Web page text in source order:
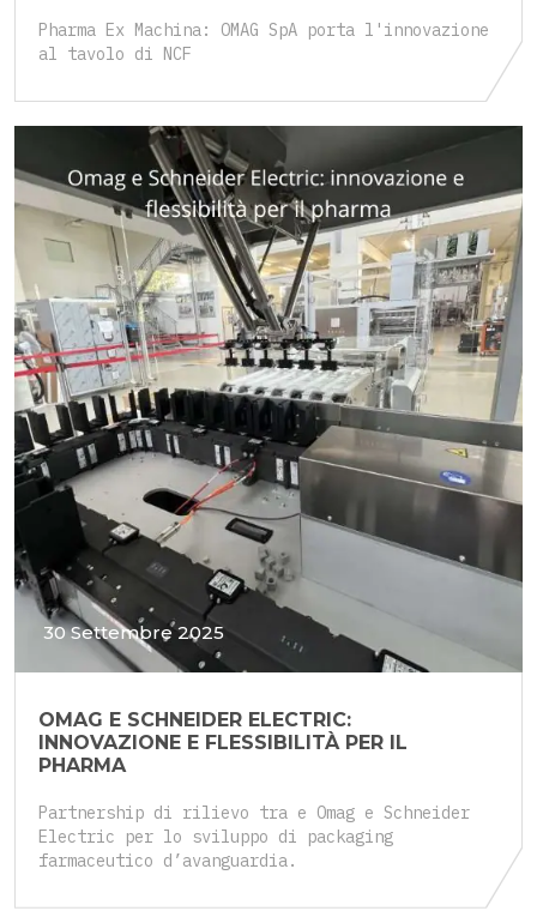
Pharma Ex Machina: OMAG SpA porta l'innovazione
al tavolo di NCF
30 Settembre 2025
OMAG E SCHNEIDER ELECTRIC:
INNOVAZIONE E FLESSIBILITÀ PER IL
PHARMA
Partnership di rilievo tra e Omag e Schneider
Electric per lo sviluppo di packaging
farmaceutico d’avanguardia.